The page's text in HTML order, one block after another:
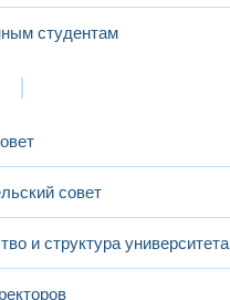
студентам
совет
и структура университета